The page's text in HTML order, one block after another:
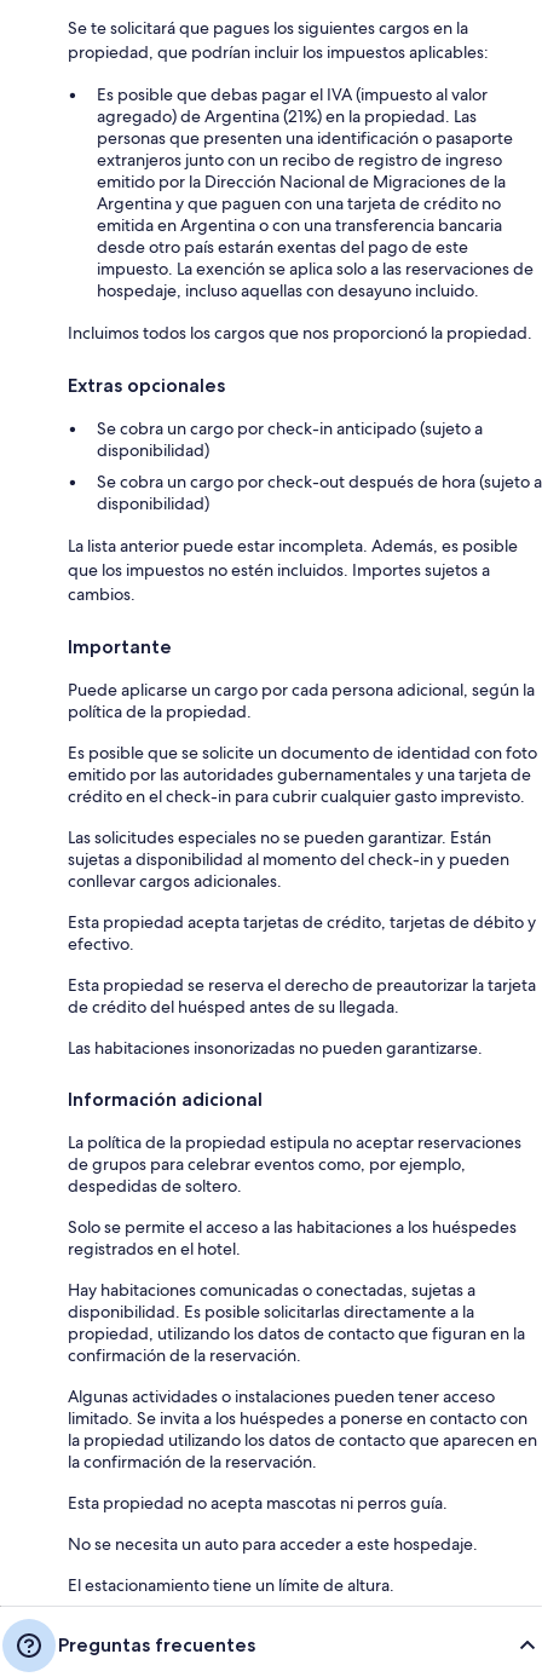
Se te solicitará que pagues los siguientes cargos en la
propiedad, que podrían incluir los impuestos aplicables:
Es posible que debas pagar el IVA (impuesto al valor
agregado) de Argentina (21%) en la propiedad. Las
personas que presenten una identificación o pasaporte
extranjeros junto con un recibo de registro de ingreso
emitido por la Dirección Nacional de Migraciones de la
Argentina y que paguen con una tarjeta de crédito no
emitida en Argentina o con una transferencia bancaria
desde otro país estarán exentas del pago de este
impuesto. La exención se aplica solo a las reservaciones de
hospedaje, incluso aquellas con desayuno incluido.
Incluimos todos los cargos que nos proporcionó la propiedad.
Extras opcionales
Se cobra un cargo por check-in anticipado (sujeto a
disponibilidad)
Se cobra un cargo por check-out después de hora (sujeto a
disponibilidad)
La lista anterior puede estar incompleta. Además, es posible
que los impuestos no estén incluidos. Importes sujetos a
cambios.
Importante
Puede aplicarse un cargo por cada persona adicional, según la
política de la propiedad.
Es posible que se solicite un documento de identidad con foto
emitido por las autoridades gubernamentales y una tarjeta de
crédito en el check-in para cubrir cualquier gasto imprevisto.
Las solicitudes especiales no se pueden garantizar. Están
sujetas a disponibilidad al momento del check-in y pueden
conllevar cargos adicionales.
Esta propiedad acepta tarjetas de crédito, tarjetas de débito y
efectivo.
Esta propiedad se reserva el derecho de preautorizar la tarjeta
de crédito del huésped antes de su llegada.
Las habitaciones insonorizadas no pueden garantizarse.
Información adicional
La política de la propiedad estipula no aceptar reservaciones
de grupos para celebrar eventos como, por ejemplo,
despedidas de soltero.
Solo se permite el acceso a las habitaciones a los huéspedes
registrados en el hotel.
Hay habitaciones comunicadas o conectadas, sujetas a
disponibilidad. Es posible solicitarlas directamente a la
propiedad, utilizando los datos de contacto que figuran en la
confirmación de la reservación.
Algunas actividades o instalaciones pueden tener acceso
limitado. Se invita a los huéspedes a ponerse en contacto con
la propiedad utilizando los datos de contacto que aparecen en
la confirmación de la reservación.
Esta propiedad no acepta mascotas ni perros guía.
No se necesita un auto para acceder a este hospedaje.
El estacionamiento tiene un límite de altura.
Preguntas frecuentes